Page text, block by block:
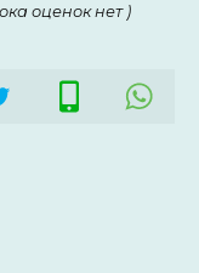
оценок нет )